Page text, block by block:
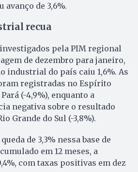
de 3,6%.
recua
pela PIM regional
de dezembro para janeiro,
industrial do país caiu 1,6%. As
registradas no Espírito
(-4,9%), enquanto a
negativa sobre o resultado
Grande do Sul (-3,8%).
de 3,3% nessa base de
em 12 meses, a
com taxas positivas em dez